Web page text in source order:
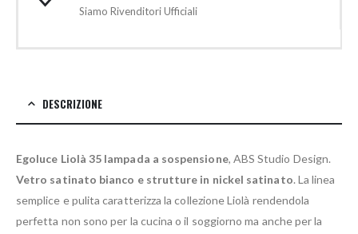
Siamo Rivenditori Ufficiali
DESCRIZIONE
Egoluce Liolà 35 lampada a sospensione, ABS Studio Design.
Vetro satinato bianco e strutture in nickel satinato. La linea
semplice e pulita caratterizza la collezione Liolà rendendola
perfetta non sono per la cucina o il soggiorno ma anche per la